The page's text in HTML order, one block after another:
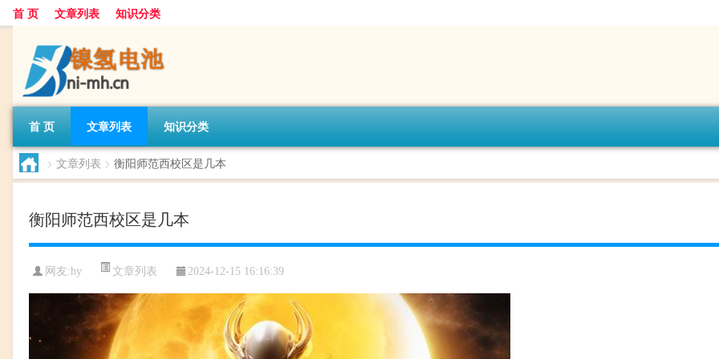
首 页 文章列表 知识分类
首 页 文章列表 知识分类
> 文章列表 > 衡阳师范西校区是几本
衡阳师范西校区是几本
网友:hy 文章列表 2024-12-15 16:16:39